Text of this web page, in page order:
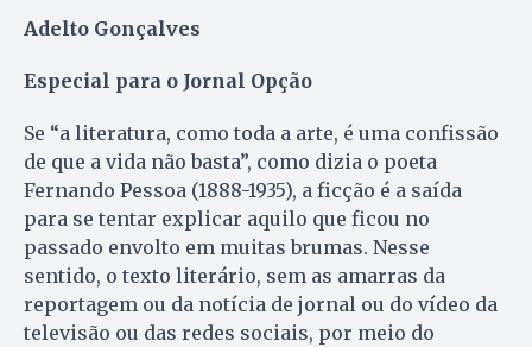
Adelto Gonçalves
Especial para o Jornal Opção
Se “a literatura, como toda a arte, é uma confissão
de que a vida não basta”, como dizia o poeta
Fernando Pessoa (1888-1935), a ficção é a saída
para se tentar explicar aquilo que ficou no
passado envolto em muitas brumas. Nesse
sentido, o texto literário, sem as amarras da
reportagem ou da notícia de jornal ou do vídeo da
televisão ou das redes sociais, por meio do